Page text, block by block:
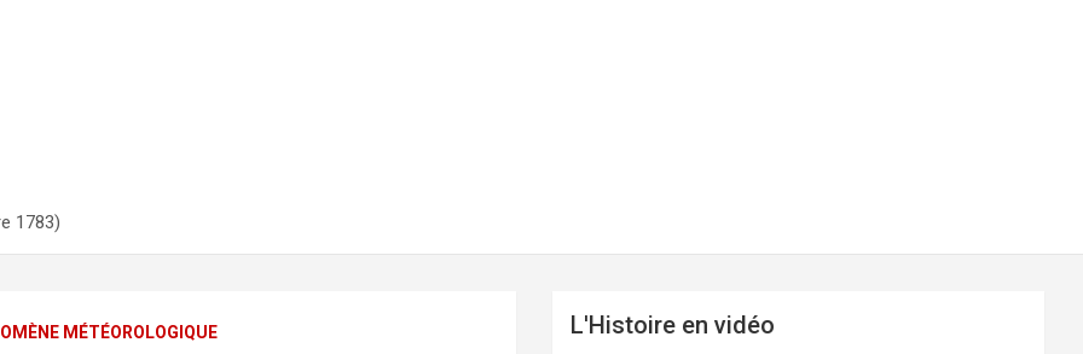
1783)
MÉTÉOROLOGIQUE L'Histoire en vidéo